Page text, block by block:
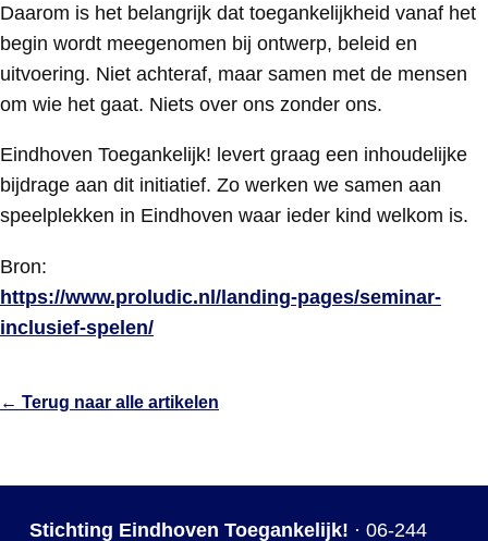
Daarom is het belangrijk dat toegankelijkheid vanaf het
begin wordt meegenomen bij ontwerp, beleid en
uitvoering. Niet achteraf, maar samen met de mensen
om wie het gaat. Niets over ons zonder ons.
Eindhoven Toegankelijk! levert graag een inhoudelijke
bijdrage aan dit initiatief. Zo werken we samen aan
speelplekken in Eindhoven waar ieder kind welkom is.
Bron:
https://www.proludic.nl/landing-pages/seminar-
inclusief-spelen/
← Terug naar alle artikelen
Stichting Eindhoven Toegankelijk! · 06-244